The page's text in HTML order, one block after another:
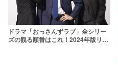
ドラマ「おっさんずラブ」全シリー
ズの観る順番はこれ！2024年版リタ